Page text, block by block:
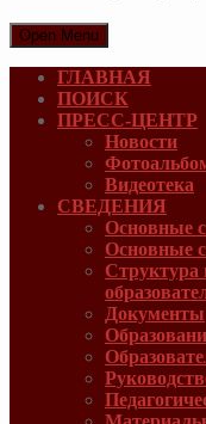
Open Menu
ГЛАВНАЯ
ПОИСК
ПРЕСС-ЦЕНТР
Новости
Видеотека
СВЕДЕНИЯ
Основные
Основные
Структура
Документы